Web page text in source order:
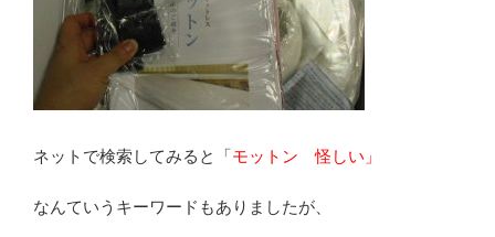
ネットで検索してみると「モットン 怪しい」
なんていうキーワードもありましたが、